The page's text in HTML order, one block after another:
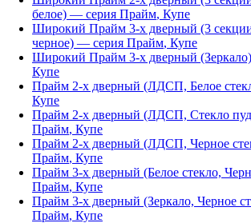
белое) — серия Прайм, Купе
Широкий Прайм 3-х дверный (3
черное) — серия Прайм, Купе
Широкий Прайм 3-х дверный (Зеркало)
Купе
Прайм 2-х дверный (ЛДСП, Белое
Купе
Прайм 2-х дверный (ЛДСП, Стекло
Прайм, Купе
Прайм 2-х дверный (ЛДСП, Черное
Прайм, Купе
Прайм 3-х дверный (Белое стекло,
Прайм, Купе
Прайм 3-х дверный (Зеркало, Черное
Прайм, Купе